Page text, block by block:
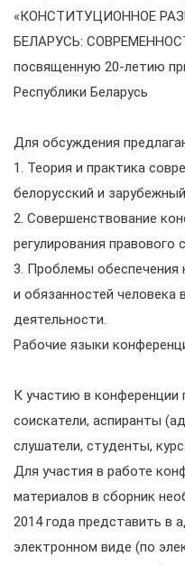
«КОНСТИТУЦИОННОЕ
БЕЛАРУСЬ:
посвященную 20-летию
Республики Беларусь
Для обсуждения
1. Теория и практика
белорусский и
2. Совершенствование
регулирования правового
3. Проблемы обеспечения
и обязанностей человека
деятельности.
Рабочие языки
К участию в
соискатели, аспиранты
слушатели, студенты,
Для участия в работе
материалов в сборник
2014 года представить в
электронном виде (по